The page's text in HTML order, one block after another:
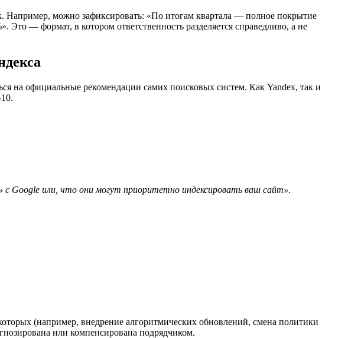
Например, можно зафиксировать: «По итогам квартала — полное покрытие
— формат, в котором ответственность разделяется справедливо, а не
на официальные рекомендации самих поисковых систем. Как Yandex, так и
или, что они могут приоритетно индексировать ваш сайт».
(например, внедрение алгоритмических обновлений, смена политики
или компенсирована подрядчиком.